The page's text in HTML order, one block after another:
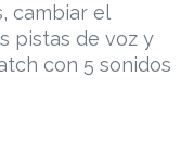
cambiar el
pistas de voz y
con 5 sonidos